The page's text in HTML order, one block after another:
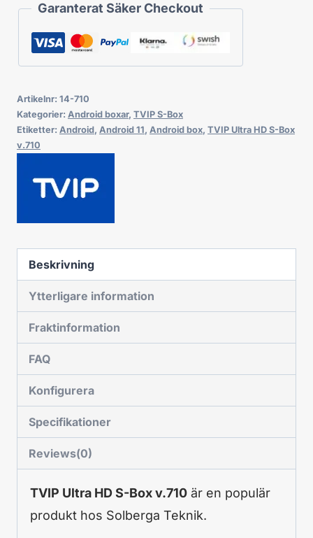
Garanterat Säker Checkout
Artikelnr: 14-710
Kategorier: Android boxar, TVIP S-Box
Etiketter: Android, Android 11, Android box, TVIP Ultra HD S-Box
v.710
Beskrivning
Ytterligare information
Fraktinformation
FAQ
Konfigurera
Specifikationer
Reviews(0)
TVIP Ultra HD S-Box v.710 är en populär
produkt hos Solberga Teknik.